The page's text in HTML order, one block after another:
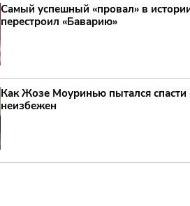
Самый успешный «провал» в
перестроил «Баварию»
Как Жозе Моуринью пытался
неизбежен